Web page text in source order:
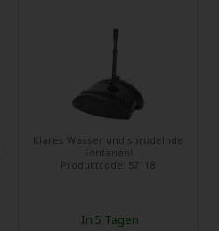
Klares Wasser und sprudelnde
Fontänen!
Produktcode: 57118
In 5 Tagen